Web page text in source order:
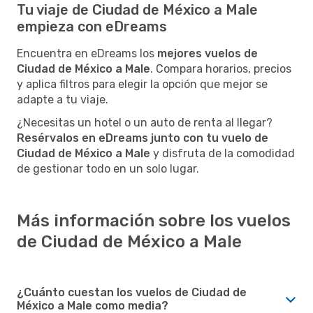
Tu viaje de Ciudad de México a Male
empieza con eDreams
Encuentra en eDreams los mejores vuelos de
Ciudad de México a Male. Compara horarios, precios
y aplica filtros para elegir la opción que mejor se
adapte a tu viaje.
¿Necesitas un hotel o un auto de renta al llegar?
Resérvalos en eDreams junto con tu vuelo de
Ciudad de México a Male y disfruta de la comodidad
de gestionar todo en un solo lugar.
Más información sobre los vuelos
de Ciudad de México a Male
¿Cuánto cuestan los vuelos de Ciudad de
México a Male como media?